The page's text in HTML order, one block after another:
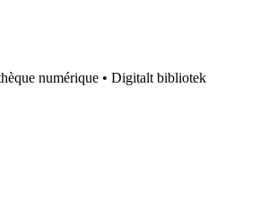
numérique • Digitalt bibliotek